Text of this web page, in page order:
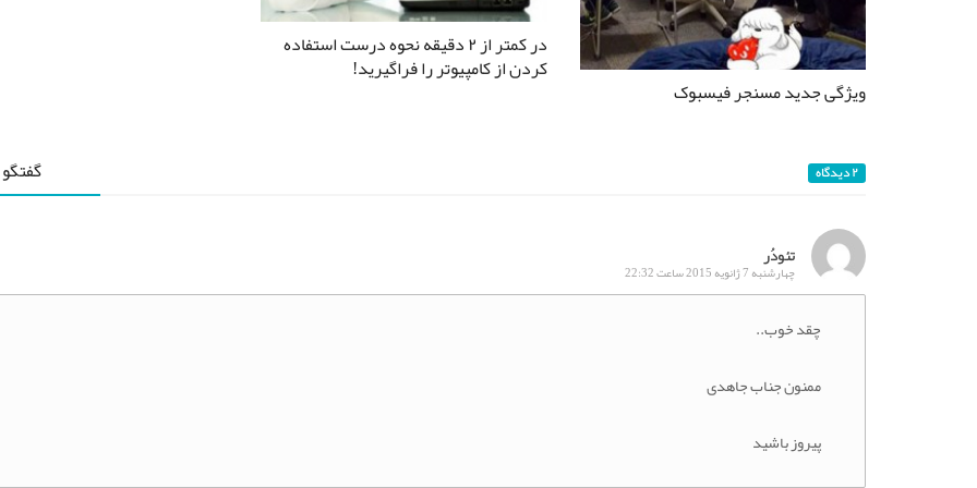
ویژگی جدید مسنجر فیسبوک
در کمتر از ۲ دقیقه نحوه درست استفاده
کردن از کامپیوتر را فراگیرید!
۲ دیدگاه
تئودُر
چهارشنبه 7 ژانویه 2015 ساعت 22:32
چقد خوب..
ممنون جناب جاهدی
پیروز باشید